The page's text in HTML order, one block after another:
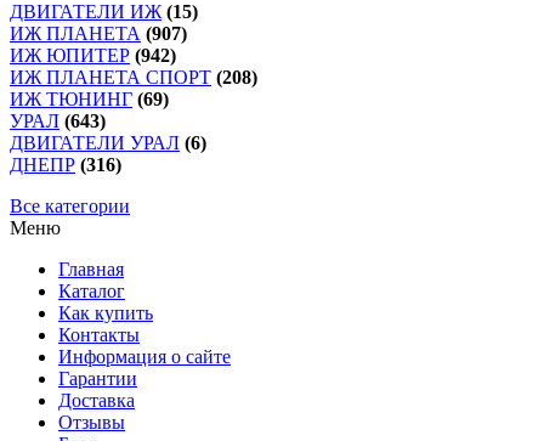
ДВИГАТЕЛИ ИЖ (15)
ИЖ ПЛАНЕТА (907)
ИЖ ЮПИТЕР (942)
ИЖ ПЛАНЕТА СПОРТ (208)
ИЖ ТЮНИНГ (69)
УРАЛ (643)
ДВИГАТЕЛИ УРАЛ (6)
ДНЕПР (316)
Все категории
Меню
Главная
Каталог
Как купить
Контакты
Информация о сайте
Гарантии
Доставка
Отзывы